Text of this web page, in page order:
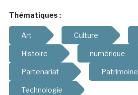
Thématiques :
Art Culture
Histoire numérique
Partenariat Patrimoine
Technologie